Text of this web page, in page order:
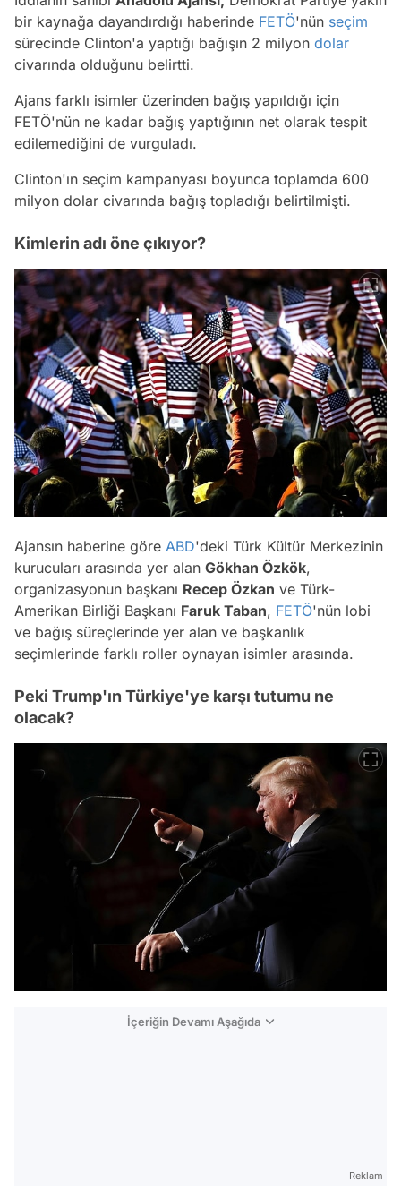
bir kaynağa dayandırdığı haberinde FETÖ'nün seçim
sürecinde Clinton'a yaptığı bağışın 2 milyon dolar
civarında olduğunu belirtti.
Ajans farklı isimler üzerinden bağış yapıldığı için
FETÖ'nün ne kadar bağış yaptığının net olarak tespit
edilemediğini de vurguladı.
Clinton'ın seçim kampanyası boyunca toplamda 600
milyon dolar civarında bağış topladığı belirtilmişti.
Kimlerin adı öne çıkıyor?
Ajansın haberine göre ABD'deki Türk Kültür Merkezinin
kurucuları arasında yer alan Gökhan Özkök,
organizasyonun başkanı Recep Özkan ve Türk-
Amerikan Birliği Başkanı Faruk Taban, FETÖ'nün lobi
ve bağış süreçlerinde yer alan ve başkanlık
seçimlerinde farklı roller oynayan isimler arasında.
Peki Trump'ın Türkiye'ye karşı tutumu ne
olacak?
İçeriğin Devamı Aşağıda
Reklam